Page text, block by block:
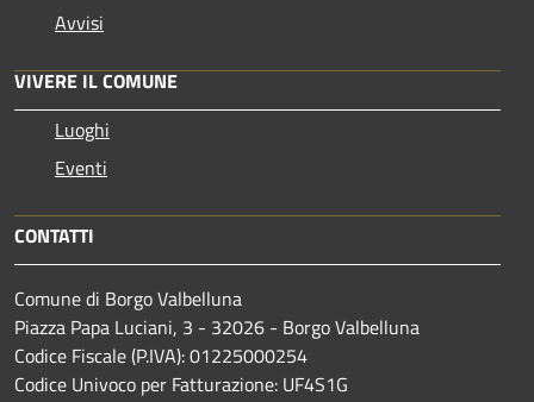
Avvisi
VIVERE IL COMUNE
Luoghi
Eventi
CONTATTI
Comune di Borgo Valbelluna
Piazza Papa Luciani, 3 - 32026 - Borgo Valbelluna
Codice Fiscale (P.IVA): 01225000254
Codice Univoco per Fatturazione: UF4S1G